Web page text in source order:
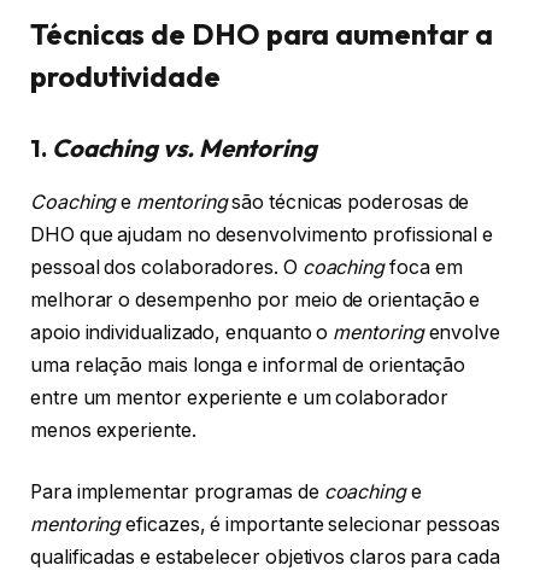
Técnicas de DHO para aumentar a
produtividade
1. Coaching vs. Mentoring
Coachinge mentoringsão técnicas poderosas de
DHO que ajudam no desenvolvimento profissional e
pessoal dos colaboradores. O coachingfoca em
melhorar o desempenho por meio de orientação e
apoio individualizado, enquanto o mentoringenvolve
uma relação mais longa e informal de orientação
entre um mentor experiente e um colaborador
menos experiente.
Para implementar programas de coachinge
mentoringeficazes, é importante selecionar pessoas
qualificadas e estabelecer objetivos claros para cada